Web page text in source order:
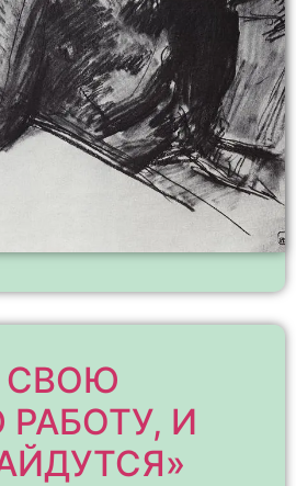
СВОЮ
И